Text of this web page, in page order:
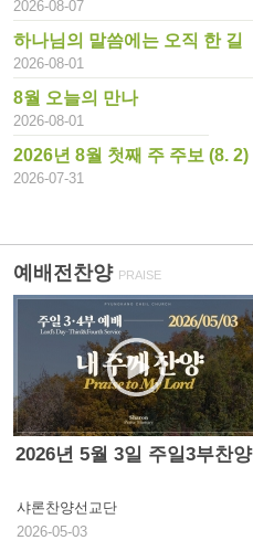
2026-08-07
하나님의 말씀에는 오직 한 길
2026-08-01
8월 오늘의 만나
2026-08-01
2026년 8월 첫째 주 주보 (8. 2)
2026-07-31
예배전찬양 PRAISE
2026년 5월 3일 주일3부찬양
샤론찬양선교단
2026-05-03